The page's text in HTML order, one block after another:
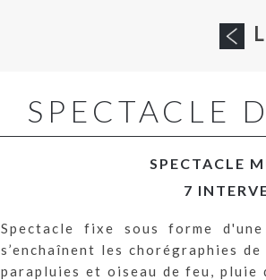
SPECTACLE
SPECTACLE
7
Spectacle fixe sous forme
s’enchaînent les chorégraphies
parapluies et oiseau de feu, pluie